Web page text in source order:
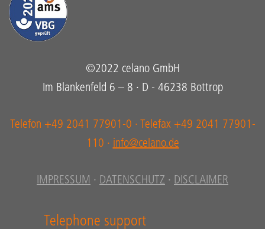
©2022 celano GmbH
Im Blankenfeld 6 – 8 · D - 46238 Bottrop
Telefon +49 2041 77901-0 · Telefax +49 2041 77901-
110 · info@celano.de
IMPRESSUM · DATENSCHUTZ · DISCLAIMER
Telephone support